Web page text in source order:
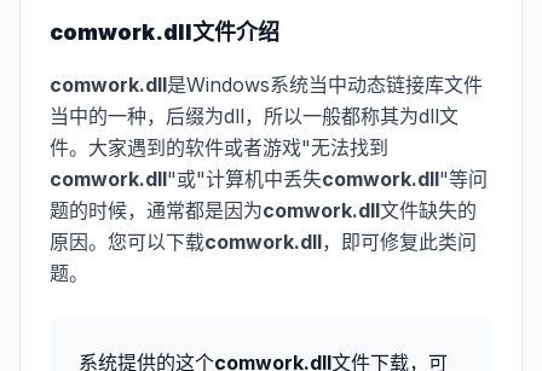
comwork.dll文件介绍
comwork.dll是Windows系统当中动态链接库文件
当中的一种，后缀为dll，所以一般都称其为dll文
件。大家遇到的软件或者游戏"无法找到
comwork.dll"或"计算机中丢失comwork.dll"等问
题的时候，通常都是因为comwork.dll文件缺失的
原因。您可以下载comwork.dll，即可修复此类问
题。
系统提供的这个comwork.dll文件下载，可